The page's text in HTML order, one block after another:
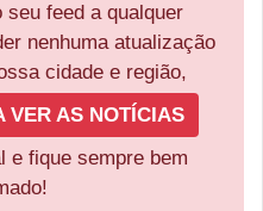
seu feed a qualquer
nenhuma atualização
cidade e região,
VER AS NOTÍCIAS
e fique sempre bem